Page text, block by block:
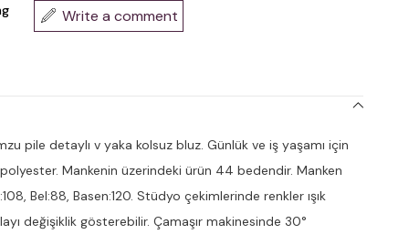
Write a comment
pile detaylı v yaka kolsuz bluz. Günlük ve iş yaşamı için
Mankenin üzerindeki ürün 44 bedendir. Manken
Bel:88, Basen:120. Stüdyo çekimlerinde renkler ışık
değişiklik gösterebilir. Çamaşır makinesinde 30°